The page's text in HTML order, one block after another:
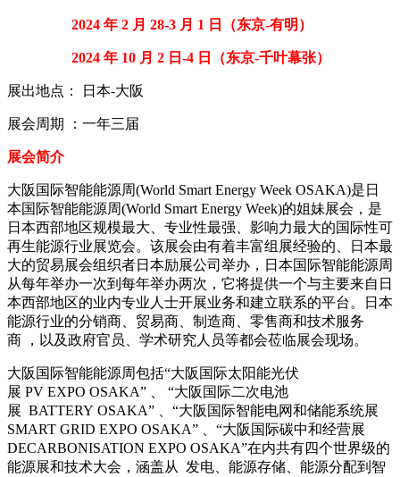
2024 年 2 月 28-3 月 1 日（东京-有明）
2024 年 10 月 2 日-4 日（东京-千叶幕张）
展出地点： 日本-大阪
展会周期 ：一年三届
展会简介
大阪国际智能能源周(World Smart Energy Week OSAKA)是日
本国际智能能源周(World Smart Energy Week)的姐妹展会，是
日本西部地区规模最大、专业性最强、影响力最大的国际性可
再生能源行业展览会。该展会由有着丰富组展经验的、日本最
大的贸易展会组织者日本励展公司举办，日本国际智能能源周
从每年举办一次到每年举办两次，它将提供一个与主要来自日
本西部地区的业内专业人士开展业务和建立联系的平台。日本
能源行业的分销商、贸易商、制造商、零售商和技术服务
商 ，以及政府官员、学术研究人员等都会莅临展会现场。
大阪国际智能能源周包括“大阪国际太阳能光伏
展 PV EXPO OSAKA” 、 “大阪国际二次电池
展 BATTERY OSAKA” 、“大阪国际智能电网和储能系统展
SMART GRID EXPO OSAKA” 、“大阪国际碳中和经营展
DECARBONISATION EXPO OSAKA”在内共有四个世界级的
能源展和技术大会，涵盖从 发电、能源存储、能源分配到智